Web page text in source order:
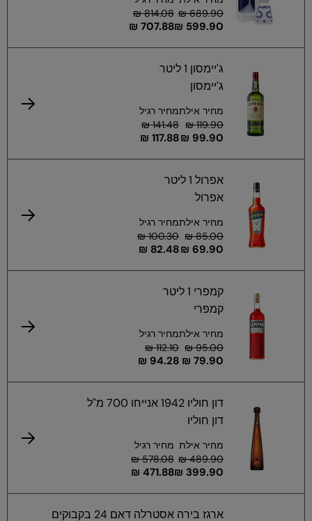
689.90 ₪
599.90 ₪
814.08 ₪
707.88 ₪
ג'יימסון 1 ליטר
ג'יימסון
מחיר אילת
119.90 ₪
99.90 ₪
מחיר רגיל
141.48 ₪
117.88 ₪
אפרול 1 ליטר
אפרול
מחיר אילת
85.00 ₪
69.90 ₪
מחיר רגיל
100.30 ₪
82.48 ₪
קמפרי 1 ליטר
קמפרי
מחיר אילת
95.00 ₪
79.90 ₪
מחיר רגיל
112.10 ₪
94.28 ₪
דון חוליו 1942 אנייחו 700 מ"ל
דון חוליו
מחיר אילת
489.90 ₪
399.90 ₪
מחיר רגיל
578.08 ₪
471.88 ₪
ארגז בירה אסטרלה דאם 24 בקבוקים